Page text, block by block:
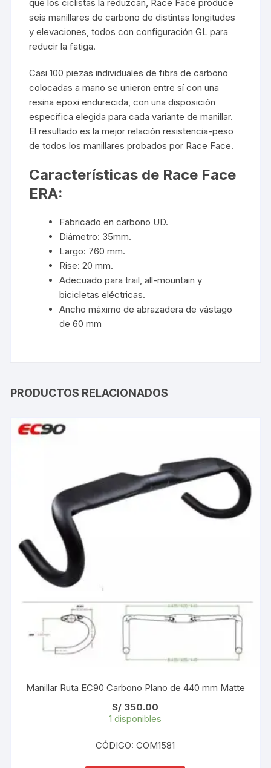
que los ciclistas la reduzcan, Race Face produce
seis manillares de carbono de distintas longitudes
y elevaciones, todos con configuración GL para
reducir la fatiga.
Casi 100 piezas individuales de fibra de carbono
colocadas a mano se unieron entre sí con una
resina epoxi endurecida, con una disposición
específica elegida para cada variante de manillar.
El resultado es la mejor relación resistencia-peso
de todos los manillares probados por Race Face.
Características de Race Face
ERA:
Fabricado en carbono UD.
Diámetro: 35mm.
Largo: 760 mm.
Rise: 20 mm.
Adecuado para trail, all-mountain y
bicicletas eléctricas.
Ancho máximo de abrazadera de vástago
de 60 mm
PRODUCTOS RELACIONADOS
Manillar Ruta EC90 Carbono Plano de 440 mm Matte
S/ 350.00
1 disponibles
CÓDIGO: COM1581